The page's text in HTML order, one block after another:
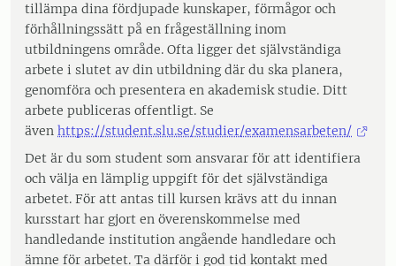
tillämpa dina fördjupade kunskaper, förmågor och
förhållningssätt på en frågeställning inom
utbildningens område. Ofta ligger det självständiga
arbete i slutet av din utbildning där du ska planera,
genomföra och presentera en akademisk studie. Ditt
arbete publiceras offentligt. Se
även https://student.slu.se/studier/examensarbeten/
Det är du som student som ansvarar för att identifiera
och välja en lämplig uppgift för det självständiga
arbetet. För att antas till kursen krävs att du innan
kursstart har gjort en överenskommelse med
handledande institution angående handledare och
ämne för arbetet. Ta därför i god tid kontakt med